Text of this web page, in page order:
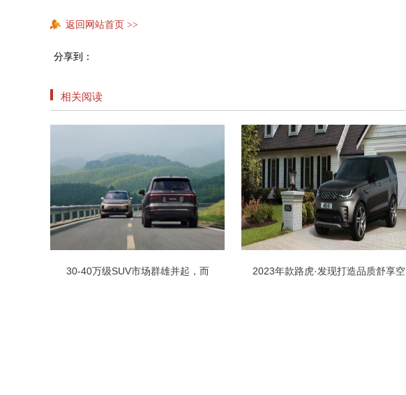
返回网站首页 >>
分享到：
相关阅读
30-40万级SUV市场群雄并起，而 2023年款路虎·发现打造品质舒享空